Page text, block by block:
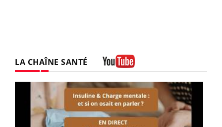
LA CHAÎNE SANTÉ